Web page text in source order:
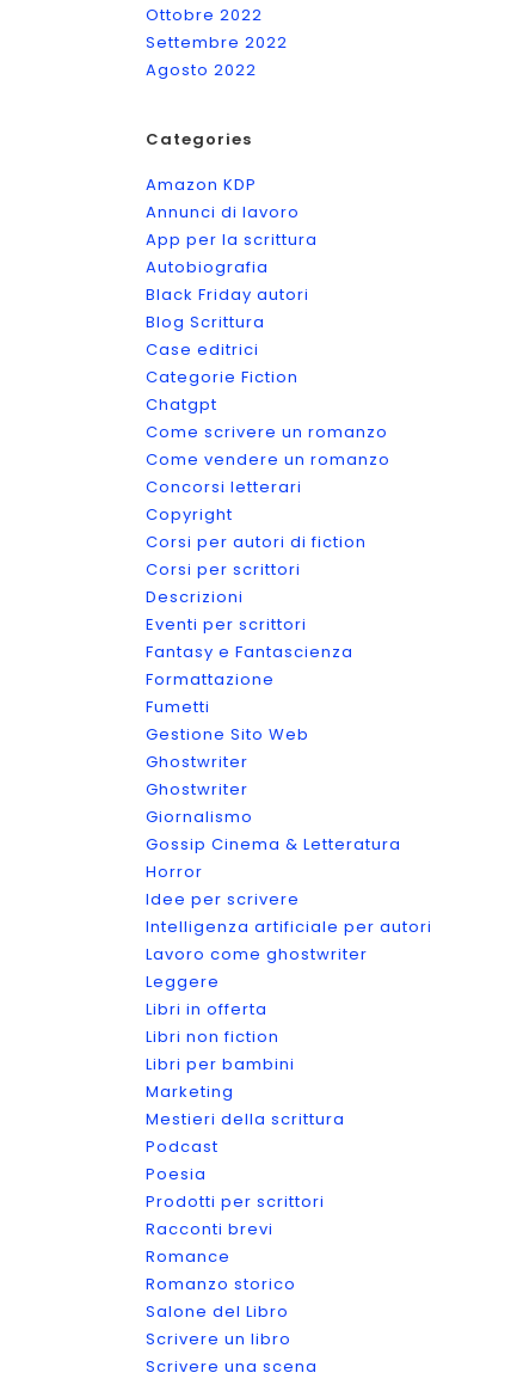
Ottobre 2022
Settembre 2022
Agosto 2022
Categories
Amazon KDP
Annunci di lavoro
App per la scrittura
Autobiografia
Black Friday autori
Blog Scrittura
Case editrici
Categorie Fiction
Chatgpt
Come scrivere un romanzo
Come vendere un romanzo
Concorsi letterari
Copyright
Corsi per autori di fiction
Corsi per scrittori
Descrizioni
Eventi per scrittori
Fantasy e Fantascienza
Formattazione
Fumetti
Gestione Sito Web
Ghostwriter
Ghostwriter
Giornalismo
Gossip Cinema & Letteratura
Horror
Idee per scrivere
Intelligenza artificiale per autori
Lavoro come ghostwriter
Leggere
Libri in offerta
Libri non fiction
Libri per bambini
Marketing
Mestieri della scrittura
Podcast
Poesia
Prodotti per scrittori
Racconti brevi
Romance
Romanzo storico
Salone del Libro
Scrivere un libro
Scrivere una scena